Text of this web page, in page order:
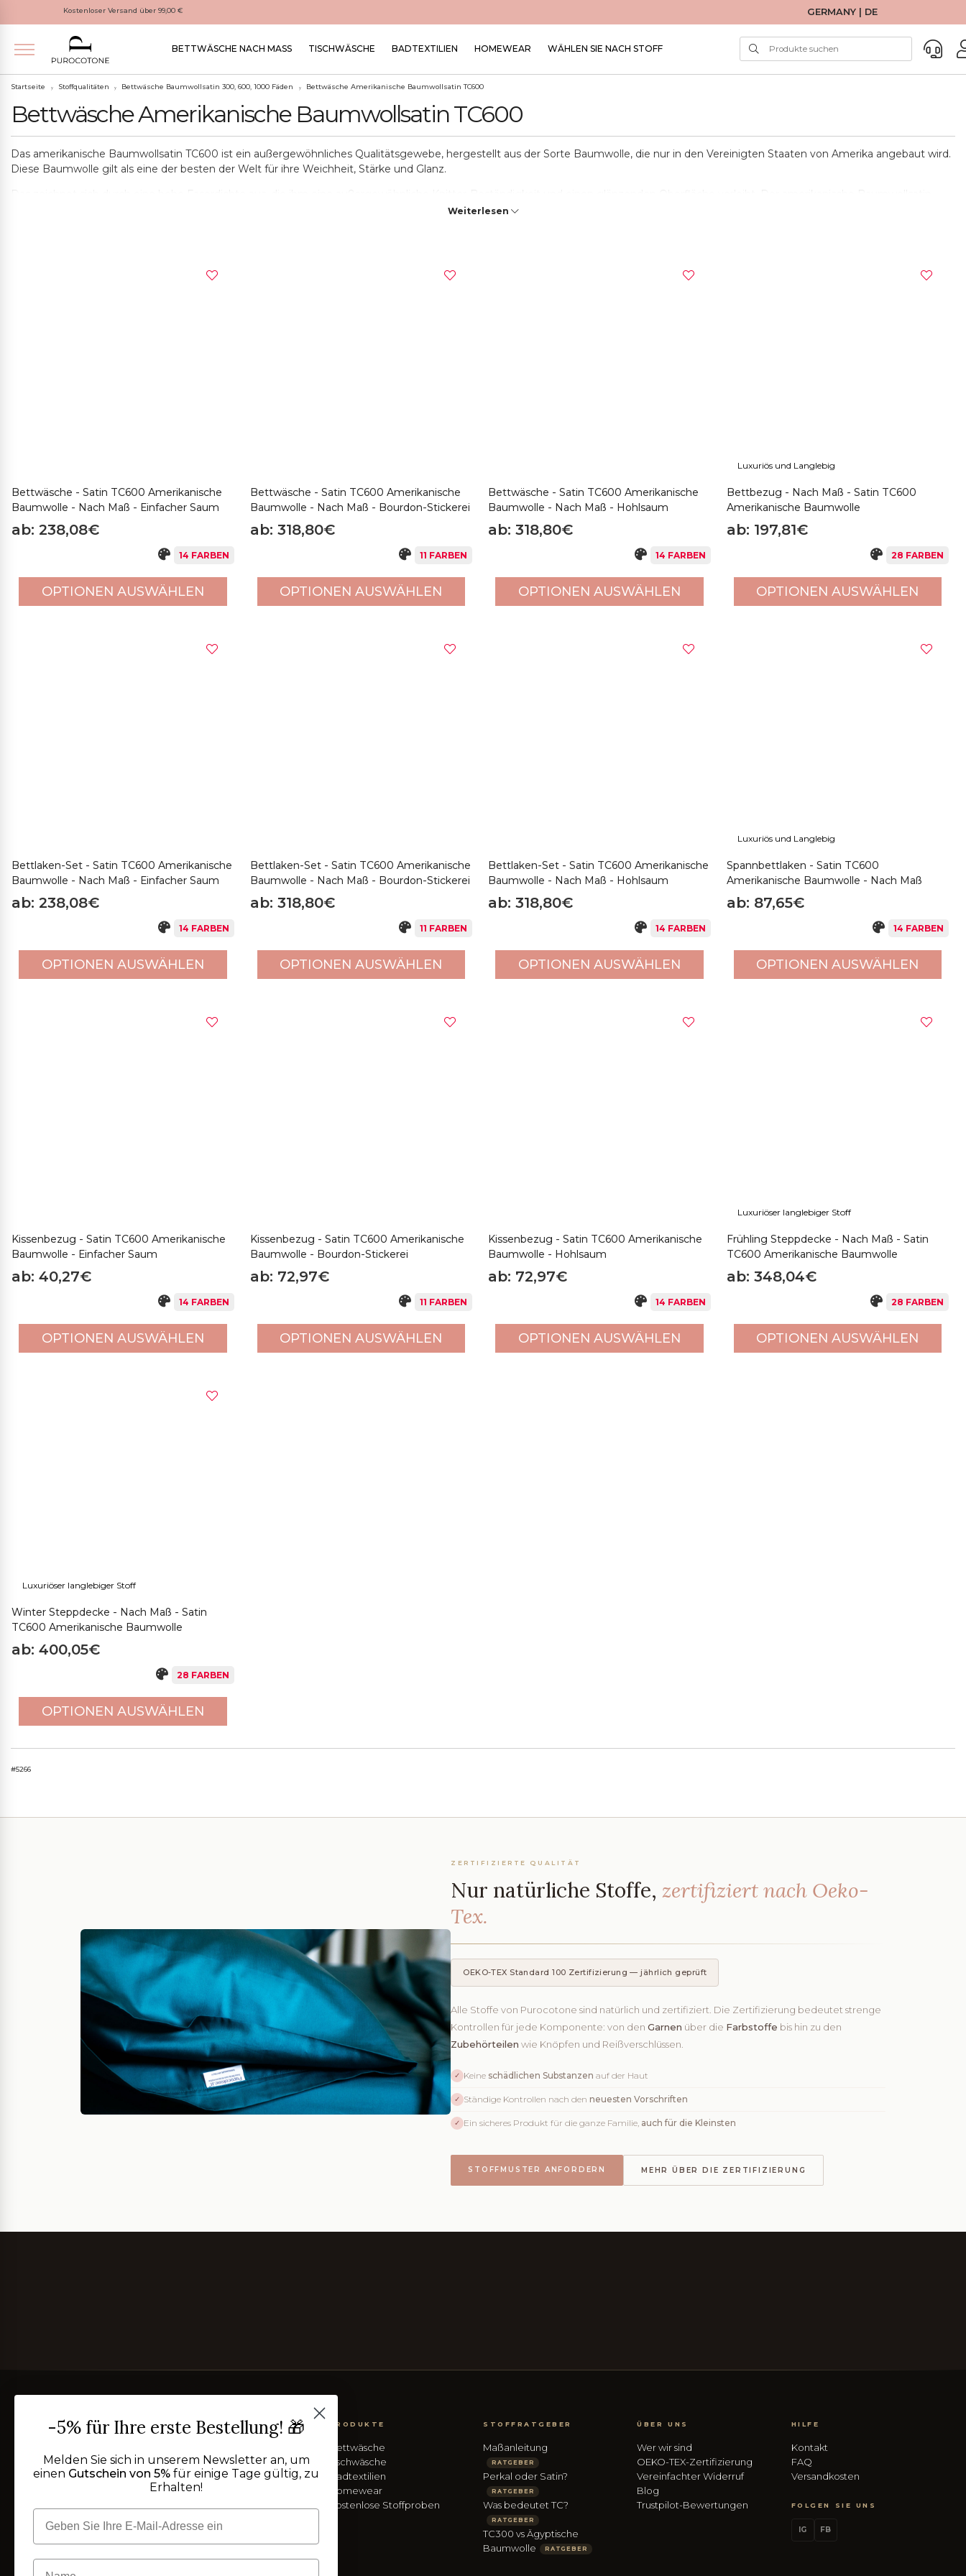
Kostenloser Versand über 99,00 € GERMANY | DE
BETTWÄSCHE NACH MASS TISCHWÄSCHE BADTEXTILIEN HOMEWEAR WÄHLEN SIE NACH STOFF
Startseite Stoffqualitäten Bettwäsche Baumwollsatin 300, 600, 1000 Fäden Bettwäsche Amerikanische Baumwollsatin TC600
Bettwäsche Amerikanische Baumwollsatin TC600
Das amerikanische Baumwollsatin TC600 ist ein außergewöhnliches Qualitätsgewebe, hergestellt aus der Sorte Baumwolle, die nur in den Vereinigten Staaten von Amerika angebaut wird.
Diese Baumwolle gilt als eine der besten der Welt für ihre Weichheit, Stärke und Glanz.
Darüber hinaus ist Baumwolle hypoallergen und atmungsaktiv, was eine perfekte Temperaturregulierung während der Nacht garantiert. Baumwolle ist auch bekannt für ihre hohe
Weiterlesen
Bettwäsche - Satin TC600 Amerikanische
Baumwolle - Nach Maß - Einfacher Saum
ab: 238,08€
14 FARBEN
OPTIONEN AUSWÄHLEN
Bettwäsche - Satin TC600 Amerikanische
Baumwolle - Nach Maß - Bourdon-Stickerei
ab: 318,80€
11 FARBEN
OPTIONEN AUSWÄHLEN
Bettwäsche - Satin TC600 Amerikanische
Baumwolle - Nach Maß - Hohlsaum
ab: 318,80€
14 FARBEN
OPTIONEN AUSWÄHLEN
Luxuriös und Langlebig
Bettbezug - Nach Maß - Satin TC600
Amerikanische Baumwolle
ab: 197,81€
28 FARBEN
OPTIONEN AUSWÄHLEN
Bettlaken-Set - Satin TC600 Amerikanische
Baumwolle - Nach Maß - Einfacher Saum
ab: 238,08€
14 FARBEN
OPTIONEN AUSWÄHLEN
Bettlaken-Set - Satin TC600 Amerikanische
Baumwolle - Nach Maß - Bourdon-Stickerei
ab: 318,80€
11 FARBEN
OPTIONEN AUSWÄHLEN
Bettlaken-Set - Satin TC600 Amerikanische
Baumwolle - Nach Maß - Hohlsaum
ab: 318,80€
14 FARBEN
OPTIONEN AUSWÄHLEN
Luxuriös und Langlebig
Spannbettlaken - Satin TC600
Amerikanische Baumwolle - Nach Maß
ab: 87,65€
14 FARBEN
OPTIONEN AUSWÄHLEN
Kissenbezug - Satin TC600 Amerikanische
Baumwolle - Einfacher Saum
ab: 40,27€
14 FARBEN
OPTIONEN AUSWÄHLEN
Kissenbezug - Satin TC600 Amerikanische
Baumwolle - Bourdon-Stickerei
ab: 72,97€
11 FARBEN
OPTIONEN AUSWÄHLEN
Kissenbezug - Satin TC600 Amerikanische
Baumwolle - Hohlsaum
ab: 72,97€
14 FARBEN
OPTIONEN AUSWÄHLEN
Luxuriöser langlebiger Stoff
Frühling Steppdecke - Nach Maß - Satin
TC600 Amerikanische Baumwolle
ab: 348,04€
28 FARBEN
OPTIONEN AUSWÄHLEN
Luxuriöser langlebiger Stoff
Winter Steppdecke - Nach Maß - Satin
TC600 Amerikanische Baumwolle
ab: 400,05€
28 FARBEN
OPTIONEN AUSWÄHLEN
#5266
ZERTIFIZIERTE QUALITÄT
Nur natürliche Stoffe,zertifiziert nach Oeko-
Tex.
OEKO-TEX Standard 100 Zertifizierung — jährlich geprüft
Alle Stoffe von Purocotone sind natürlich und zertifiziert. Die Zertifizierung bedeutet strenge
Kontrollen für jede Komponente: von denGarnen über die Farbstoffe bis hin zu den
Zubehörteilen wie Knöpfen und Reißverschlüssen.
✓ Keine schädlichen Substanzen auf der Haut
✓ Ständige Kontrollen nach den neuesten Vorschriften
✓ Ein sicheres Produkt für die ganze Familie, auch für die Kleinsten
STOFFMUSTER ANFORDERN MEHR ÜBER DIE ZERTIFIZIERUNG
in der jedes Laken, jede Tischdecke, jedes Handtuch
PRODUKTE
Bettwäsche
Tischwäsche
Badtextilien
Homewear
Kostenlose Stoffproben
STOFFRATGEBER
Maßanleitung
RATGEBER
Perkal oder Satin?
RATGEBER
Was bedeutet TC?
RATGEBER
TC300 vs Ägyptische
Baumwolle
RATGEBER
ÜBER UNS
Wer wir sind
OEKO-TEX-Zertifizierung
Vereinfachter Widerruf
Blog
Trustpilot-Bewertungen
HILFE
Kontakt
FAQ
Versandkosten
FOLGEN SIE UNS
IG FB
-5% für Ihre erste Bestellung! 🎁
Melden Sie sich in unserem Newsletter an, um
einen Gutschein von 5% für einige Tage gültig, zu
Erhalten!